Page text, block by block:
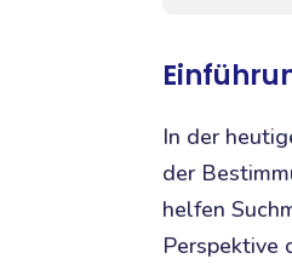
In der
der
helfen
Perspektive